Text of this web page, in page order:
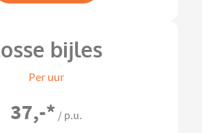
bijles
Per uur
37,-* / p.u.